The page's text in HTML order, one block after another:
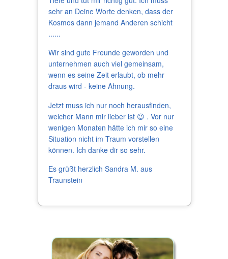
sehr an Deine Worte denken, dass der
Kosmos dann jemand Anderen schicht
......
Wir sind gute Freunde geworden und
unternehmen auch viel gemeinsam,
wenn es seine Zeit erlaubt, ob mehr
draus wird - keine Ahnung.
Jetzt muss ich nur noch herausfinden,
welcher Mann mir lieber ist 😉 . Vor nur
wenigen Monaten hätte ich mir so eine
Situation nicht im Traum vorstellen
können. Ich danke dir so sehr.
Es grüßt herzlich Sandra M. aus
Traunstein